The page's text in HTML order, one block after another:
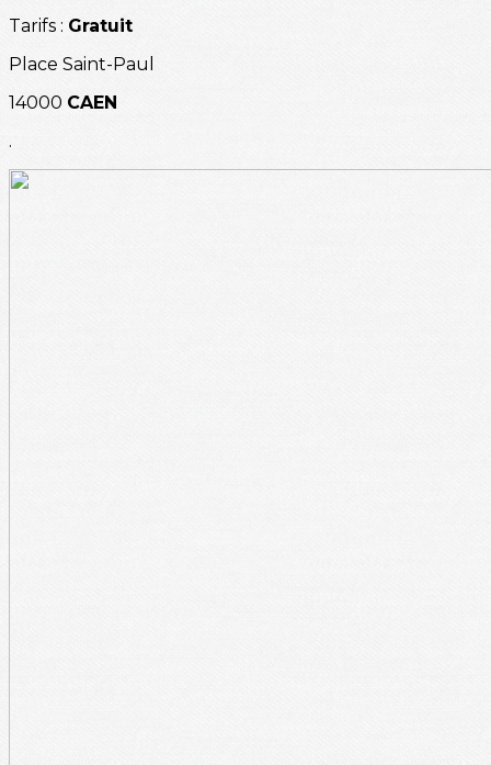
Tarifs : Gratuit
Place Saint-Paul
14000 CAEN
.